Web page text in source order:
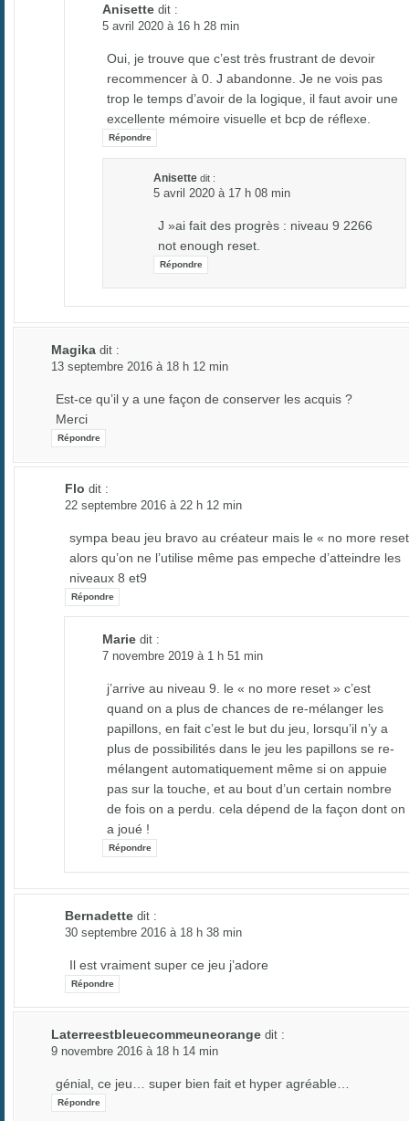
Anisette dit :
5 avril 2020 à 16 h 28 min
Oui, je trouve que c’est très frustrant de devoir
recommencer à 0. J abandonne. Je ne vois pas
trop le temps d’avoir de la logique, il faut avoir une
excellente mémoire visuelle et bcp de réflexe.
Répondre
Anisette dit :
5 avril 2020 à 17 h 08 min
J »ai fait des progrès : niveau 9 2266
not enough reset.
Répondre
Magika dit :
13 septembre 2016 à 18 h 12 min
Est-ce qu’il y a une façon de conserver les acquis ?
Merci
Répondre
Flo dit :
22 septembre 2016 à 22 h 12 min
sympa beau jeu bravo au créateur mais le « no more
alors qu’on ne l’utilise même pas empeche d’atteindre les
niveaux 8 et9
Répondre
Marie dit :
7 novembre 2019 à 1 h 51 min
j’arrive au niveau 9. le « no more reset » c’est
quand on a plus de chances de re-mélanger les
papillons, en fait c’est le but du jeu, lorsqu’il n’y a
plus de possibilités dans le jeu les papillons se re-
mélangent automatiquement même si on appuie
pas sur la touche, et au bout d’un certain nombre
de fois on a perdu. cela dépend de la façon dont on
a joué !
Répondre
Bernadette dit :
30 septembre 2016 à 18 h 38 min
Il est vraiment super ce jeu j’adore
Répondre
Laterreestbleuecommeuneorange dit :
9 novembre 2016 à 18 h 14 min
génial, ce jeu… super bien fait et hyper agréable…
Répondre